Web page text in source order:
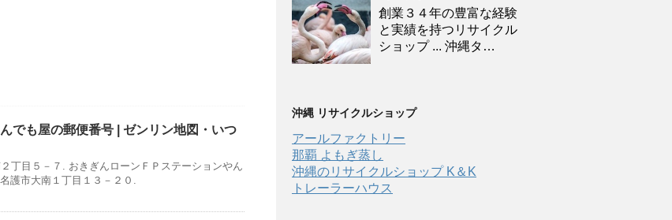
でも屋の郵便番号 | ゼンリン地図・いつ
丁目５－７. おきぎんローンＦＰステーションやん
護市大南１丁目１３－２０.
創業３４年の豊富な経験
と実績を持つリサイクル
ショップ ... 沖縄タ…
沖縄 リサイクルショップ
アールファクトリー
那覇 よもぎ蒸し
沖縄のリサイクルショップ K＆K
トレーラーハウス